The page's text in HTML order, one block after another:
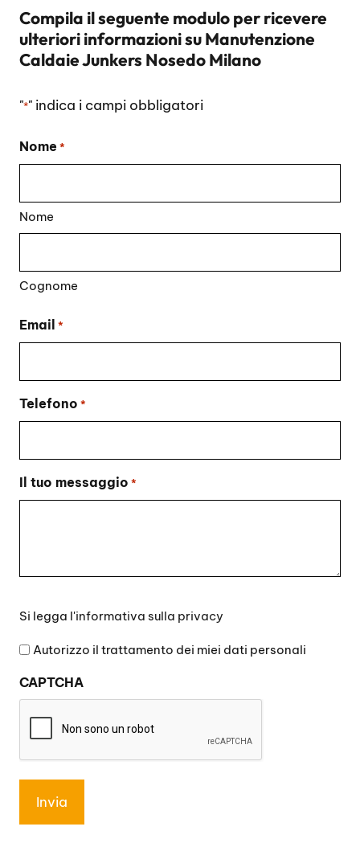
Compila il seguente modulo per ricevere
ulteriori informazioni suManutenzione
Caldaie Junkers Nosedo Milano
"*" indica i campi obbligatori
Nome *
Nome
Cognome
Email *
Telefono *
Il tuo messaggio *
legga
l'informativa
privacy
Si legga l'informativa sulla privacy
Autorizzo il trattamento dei miei dati personali
CAPTCHA